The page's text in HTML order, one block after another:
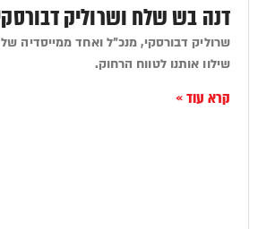
דנה בש שלח ושרוליק
שילוו אותנו לטווח הרחוק.
קרא עוד »